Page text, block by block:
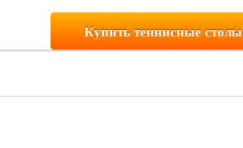
Купить теннисные столы